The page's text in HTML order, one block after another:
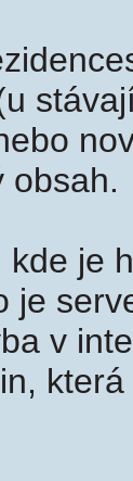
obsah.
kde je
je
v